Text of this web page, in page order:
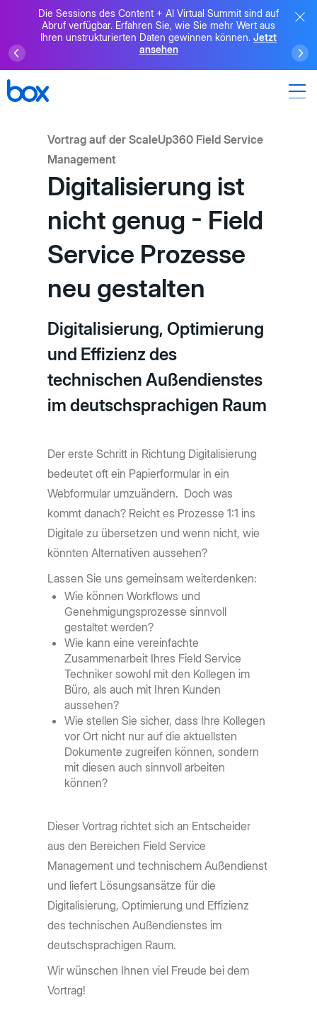
Die Sessions des Content + AI Virtual Summit sind auf
Abruf verfügbar. Erfahren Sie, wie Sie mehr Wert aus
Ihren unstrukturierten Daten gewinnen können. Jetzt
ansehen
Vortrag auf der ScaleUp360 Field Service
Management
Digitalisierung ist
nicht genug - Field
Service Prozesse
neu gestalten
Digitalisierung, Optimierung
und Effizienz des
technischen Außendienstes
im deutschsprachigen Raum
Der erste Schritt in Richtung Digitalisierung
bedeutet oft ein Papierformular in ein
Webformular umzuändern. Doch was
kommt danach? Reicht es Prozesse 1:1 ins
Digitale zu übersetzen und wenn nicht, wie
könnten Alternativen aussehen?
Lassen Sie uns gemeinsam weiterdenken:
Wie können Workflows und
Genehmigungsprozesse sinnvoll
gestaltet werden?
Wie kann eine vereinfachte
Zusammenarbeit Ihres Field Service
Techniker sowohl mit den Kollegen im
Büro, als auch mit Ihren Kunden
aussehen?
Wie stellen Sie sicher, dass Ihre Kollegen
vor Ort nicht nur auf die aktuellsten
Dokumente zugreifen können, sondern
mit diesen auch sinnvoll arbeiten
können?
Dieser Vortrag richtet sich an Entscheider
aus den Bereichen Field Service
Management und technischem Außendienst
und liefert Lösungsansätze für die
Digitalisierung, Optimierung und Effizienz
des technischen Außendienstes im
deutschsprachigen Raum.
Wir wünschen Ihnen viel Freude bei dem
Vortrag!